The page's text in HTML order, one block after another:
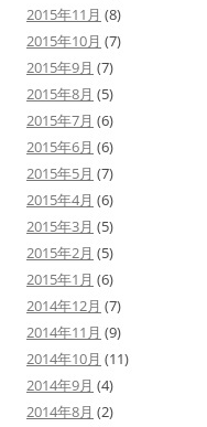
2015年11月 (8)
2015年10月 (7)
2015年9月 (7)
2015年8月 (5)
2015年7月 (6)
2015年6月 (6)
2015年5月 (7)
2015年4月 (6)
2015年3月 (5)
2015年2月 (5)
2015年1月 (6)
2014年12月 (7)
2014年11月 (9)
2014年10月 (11)
2014年9月 (4)
2014年8月 (2)